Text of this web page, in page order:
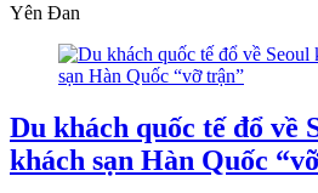
Yên Đan
Du khách quốc tế đổ về
khách sạn Hàn Quốc